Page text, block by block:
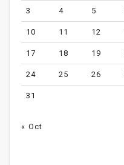
3 4 5
10 11 12
17 18 19
24 25 26
31
« Oct